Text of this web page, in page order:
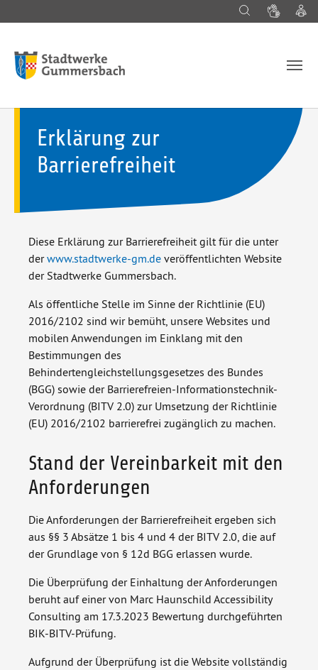
Suche
Erklärung zur
Barrierefreiheit
Diese Erklärung zur Barrierefreiheit gilt für die unter
derwww.stadtwerke-gm.de veröffentlichten Website
der Stadtwerke Gummersbach.
Als öffentliche Stelle im Sinne der Richtlinie (EU)
2016/2102 sind wir bemüht, unsere Websites und
mobilen Anwendungen im Einklang mit den
Bestimmungen des
Behindertengleichstellungsgesetzes des Bundes
(BGG) sowie der Barrierefreien-Informationstechnik-
Verordnung (BITV 2.0) zur Umsetzung der Richtlinie
(EU) 2016/2102 barrierefrei zugänglich zu machen.
Stand der Vereinbarkeit mit den
Anforderungen
Die Anforderungen der Barrierefreiheit ergeben sich
aus §§ 3 Absätze 1 bis 4 und 4 der BITV 2.0, die auf
der Grundlage von § 12d BGG erlassen wurde.
Die Überprüfung der Einhaltung der Anforderungen
beruht auf einer von Marc Haunschild Accessibility
Consulting am 17.3.2023 Bewertung durchgeführten
BIK-BITV-Prüfung.
Aufgrund der Überprüfung ist die Website vollständig